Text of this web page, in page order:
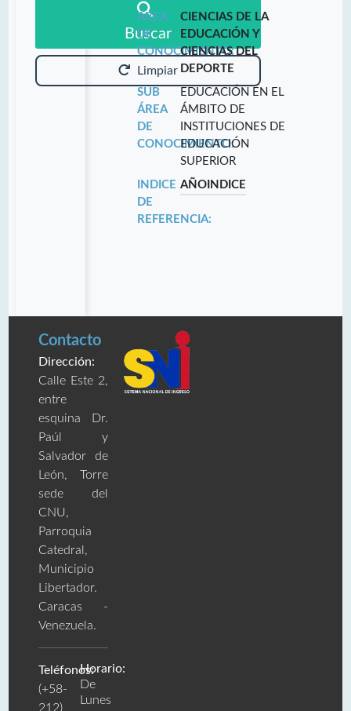
Buscar
Limpiar
ÁREA
DE
CONOCIMIENTO:
CIENCIAS DE LA
EDUCACIÓN Y
CIENCIAS DEL
DEPORTE
SUB
ÁREA
DE
CONOCIMIENTO:
EDUCACIÓN EN EL
ÁMBITO DE
INSTITUCIONES DE
EDUCACIÓN
SUPERIOR
INDICE
DE
REFERENCIA:
AÑO INDICE
Contacto
Dirección:
Calle Este 2,
entre
esquina Dr.
Paúl y
Salvador de
León, Torre
sede del
CNU,
Parroquia
Catedral,
Municipio
Libertador.
Caracas -
Venezuela.
Teléfonos:
(+58-
212)
Horario:
De
Lunes